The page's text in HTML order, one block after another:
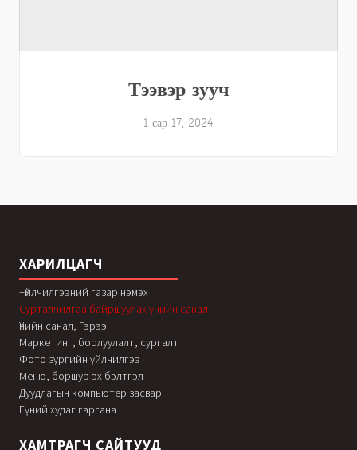
Тээвэр зууч
1 сар 17, 2024
ХАРИЛЦАГЧ
+Үйлчилгээний газар нэмэх
Сурталчилгаа байршуулах үнийн санал
Үнийн санал, Гэрээ
Маркетинг, борлуулалт, сургалт
Фото зургийн үйлчилгээ
Меню, боршур эх бэлтгэл
Дуудлагын компьютер засвар
Гүний худаг гаргана
ХАМТРАГЧ САЙТУУД